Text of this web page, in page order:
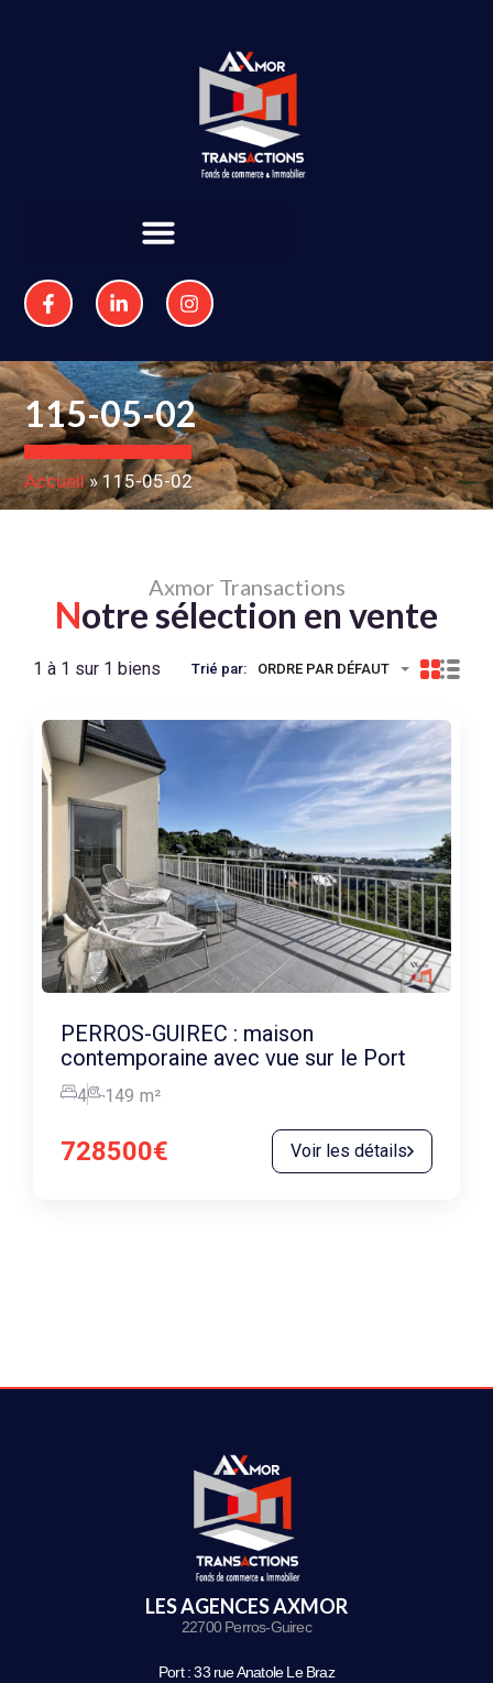
115-05-02
Accueil»115-05-02
Axmor Transactions
Notre sélection en vente
1 à 1 sur 1 biens Trié par: ORDRE PAR DÉFAUT
PERROS-GUIREC : maison
contemporaine avec vue sur le Port
4 149 m²
728500€ Voir les détails
LES AGENCES AXMOR
22700 Perros-Guirec
Port : 33 rue Anatole Le Braz